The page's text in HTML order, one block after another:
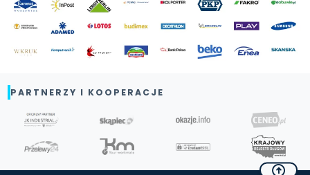
PARTNERZY I KOOPERACJE